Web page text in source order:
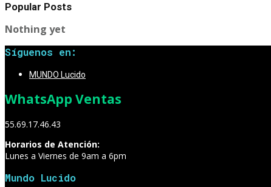
Popular Posts
Nothing yet
Síguenos en:
MUNDO Lucido
WhatsApp Ventas
55.69.17.46.43
Horarios de Atención:
Lunes a Viernes de 9am a 6pm
Mundo Lucido